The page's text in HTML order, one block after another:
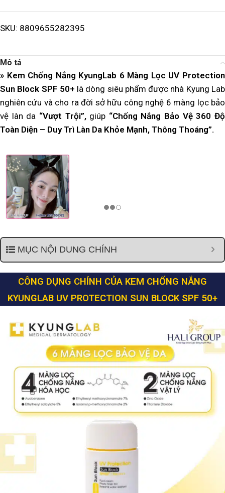
SKU: 8809655282395
Mô tả
» Kem Chống Nắng KyungLab 6 Màng Lọc UV Protection
Sun Block SPF 50+ là dòng siêu phẩm được nhà Kyung Lab
nghiên cứu và cho ra đời sở hữu công nghệ 6 màng lọc bảo
vệ làn da “Vượt Trội”, giúp “Chống Nắng Bảo Vệ 360 Độ
Toàn Diện – Duy Trì Làn Da Khỏe Mạnh, Thông Thoáng”.
MỤC NỘI DUNG CHÍNH
CÔNG DỤNG CHÍNH CỦA KEM CHỐNG NẮNG
KYUNGLAB UV PROTECTION SUN BLOCK SPF 50+